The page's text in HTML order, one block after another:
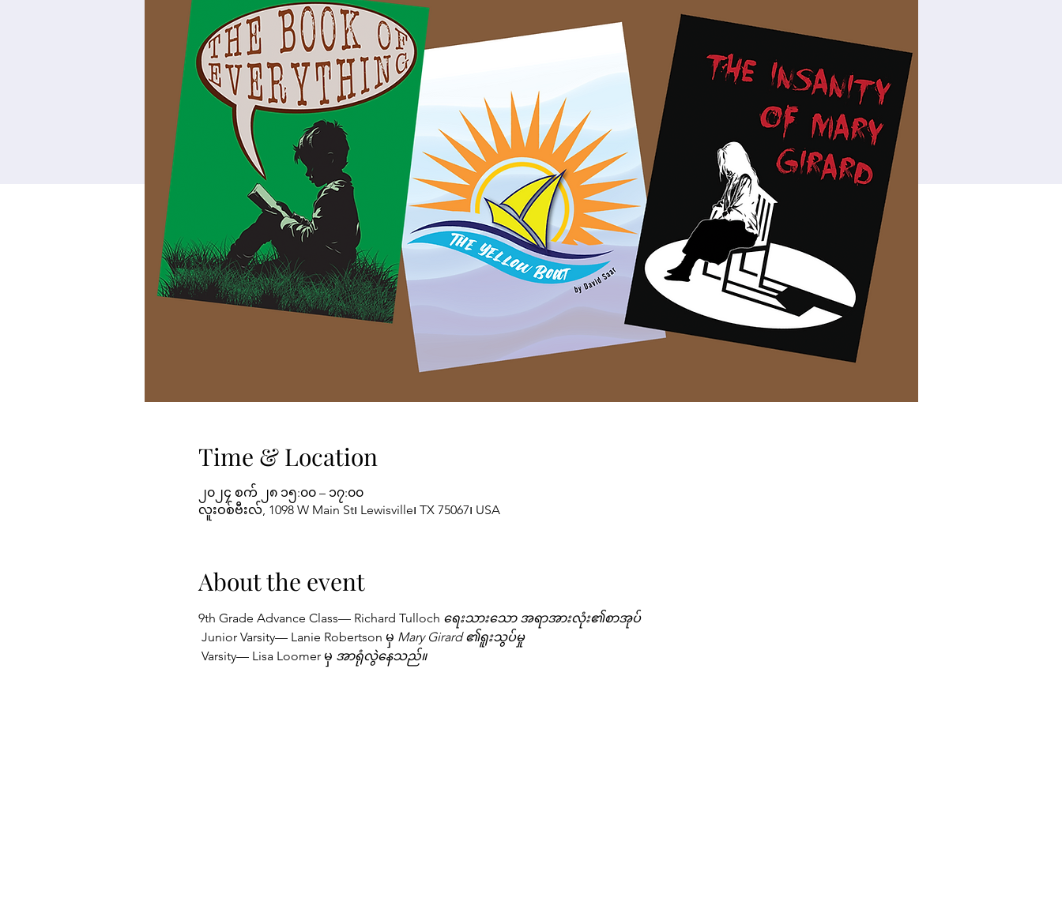
Time & Location
၂၀၂၄ စက် ၂၈ ၁၅:၀၀ – ၁၇:၀၀
လူးဝစ်ဗီးလ်, 1098 W Main St၊ Lewisville၊ TX 75067၊ USA
About the event
9th Grade Advance Class— Richard Tulloch ရေးသားသော အရာအားလုံး၏စာအုပ်
Junior Varsity— Lanie Robertson မှ Mary Girard ၏ရူးသွပ်မှု
Varsity— Lisa Loomer မှ အာရုံလွဲနေသည်။